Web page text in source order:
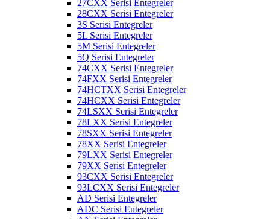
27CXX Serisi Entegreler
28CXX Serisi Entegreler
3S Serisi Entegreler
5L Serisi Entegreler
5M Serisi Entegreler
5Q Serisi Entegreler
74CXX Serisi Entegreler
74FXX Serisi Entegreler
74HCTXX Serisi Entegreler
74HCXX Serisi Entegreler
74LSXX Serisi Entegreler
78LXX Serisi Entegreler
78SXX Serisi Entegreler
78XX Serisi Entegreler
79LXX Serisi Entegreler
79XX Serisi Entegreler
93CXX Serisi Entegreler
93LCXX Serisi Entegreler
AD Serisi Entegreler
ADC Serisi Entegreler